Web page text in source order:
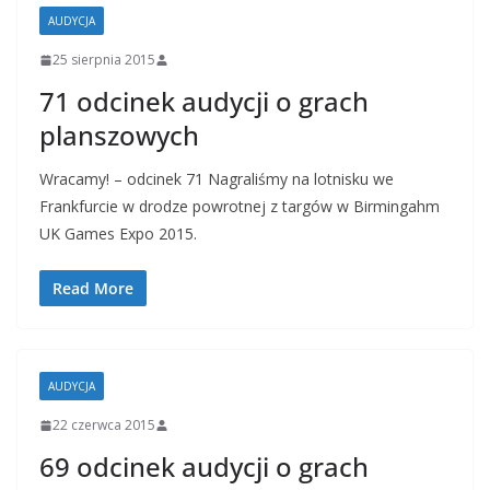
AUDYCJA
25 sierpnia 2015
71 odcinek audycji o grach
planszowych
Wracamy! – odcinek 71 Nagraliśmy na lotnisku we
Frankfurcie w drodze powrotnej z targów w Birmingahm
UK Games Expo 2015.
Read More
AUDYCJA
22 czerwca 2015
69 odcinek audycji o grach